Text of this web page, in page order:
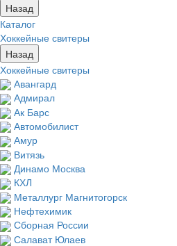
Назад
Каталог
Хоккейные свитеры
Назад
Хоккейные свитеры
Авангард
Адмирал
Ак Барс
Автомобилист
Амур
Витязь
Динамо Москва
КХЛ
Металлург Магнитогорск
Нефтехимик
Сборная России
Салават Юлаев